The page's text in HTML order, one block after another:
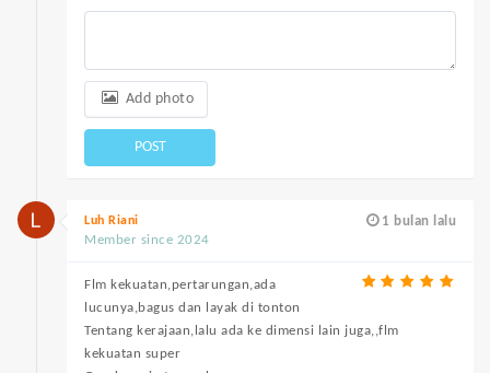
Add photo
POST
1 bulan lalu
Luh Riani
Member since 2024
Flm kekuatan,pertarungan,ada
lucunya,bagus dan layak di tonton
Tentang kerajaan,lalu ada ke dimensi lain juga,,flm
kekuatan super